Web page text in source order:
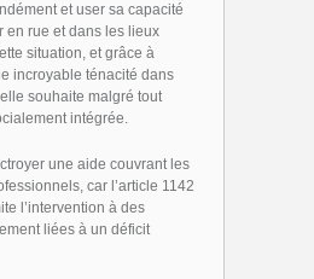
et user sa capacité
en rue et dans les lieux
situation, et grâce à
incroyable ténacité dans
souhaite malgré tout
intégrée.
une aide couvrant les
car l’article 1142
l’intervention à des
liées à un déficit